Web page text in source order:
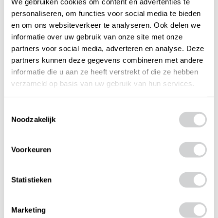
personaliseren, om functies voor social media te bieden
en om ons websiteverkeer te analyseren. Ook delen we
informatie over uw gebruik van onze site met onze
partners voor social media, adverteren en analyse. Deze
partners kunnen deze gegevens combineren met andere
informatie die u aan ze heeft verstrekt of die ze hebben
verzameld op basis van uw gebruik van hun services.
Noodzakelijk
Voorkeuren
Statistieken
Marketing
NieuwsGlas | Glasherstel
De meest gestelde vragen over
glasschade